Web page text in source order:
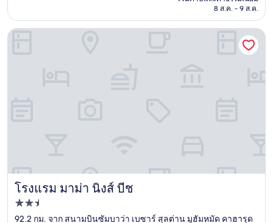
฿1,107
8 ส.ค. - 9 ส.ค.
โรงแรม มาม่า นิงส์ บีช
โรงแรม มาม่า นิงส์ บีช
ที่พัก
2.5
92.2 กม. จาก สนามบินซัมบาว่า เบซาร์ สุลต่าน มูฮัมหมัด คาฮารุด
โรงแรม มาม่า นิงส์ บีช